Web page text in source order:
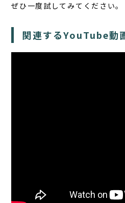
ぜひ一度試してみてください。
関連するYouTube動